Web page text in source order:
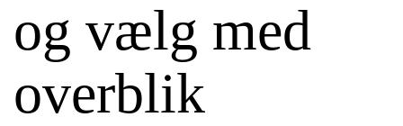
og vælg med
overblik